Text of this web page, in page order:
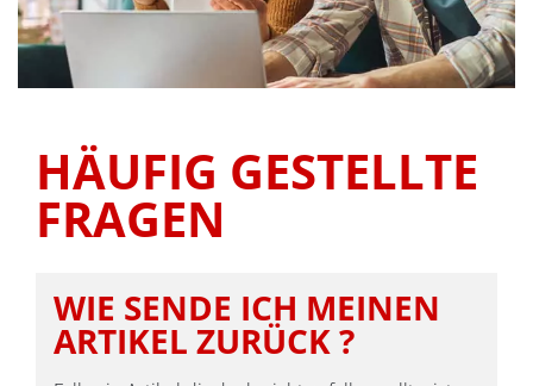
HÄUFIG GESTELLTE
FRAGEN
WIE SENDE ICH MEINEN
ARTIKEL ZURÜCK ?